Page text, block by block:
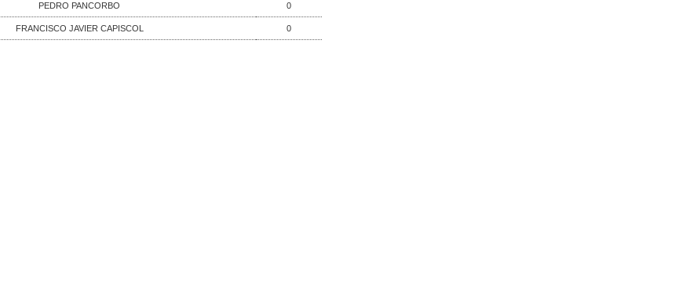
PEDRO PANCORBO 0
FRANCISCO JAVIER CAPISCOL 0